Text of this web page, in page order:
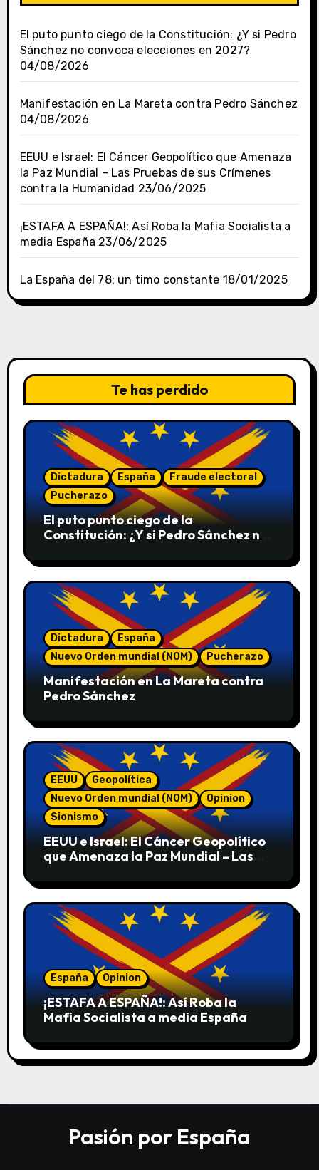
El puto punto ciego de la Constitución: ¿Y si Pedro
Sánchez no convoca elecciones en 2027?
04/08/2026
Manifestación en La Mareta contra Pedro Sánchez
04/08/2026
EEUU e Israel: El Cáncer Geopolítico que Amenaza
la Paz Mundial – Las Pruebas de sus Crímenes
contra la Humanidad 23/06/2025
¡ESTAFA A ESPAÑA!: Así Roba la Mafia Socialista a
media España 23/06/2025
La España del 78: un timo constante 18/01/2025
Te has perdido
Dictadura España
Fraude electoral
Pucherazo
El puto punto ciego de la
Constitución: ¿Y si Pedro Sánchez no
Dictadura
España
Nuevo Orden mundial (NOM)
Pucherazo
Manifestación en La Mareta contra
Pedro Sánchez
EEUU
Geopolítica
Nuevo Orden mundial (NOM)
Opinion
Sionismo
EEUU e Israel: El Cáncer Geopolítico
que Amenaza la Paz Mundial – Las
Humanidad
España Opinion
¡ESTAFA A ESPAÑA!: Así Roba la
Mafia Socialista a media España
Pasión por España